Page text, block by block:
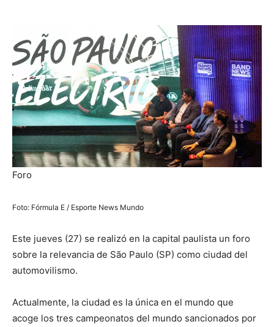
Foro
Foto: Fórmula E / Esporte News Mundo
Este jueves (27) se realizó en la capital paulista un foro
sobre la relevancia de São Paulo (SP) como ciudad del
automovilismo.
Actualmente, la ciudad es la única en el mundo que
acoge los tres campeonatos del mundo sancionados por